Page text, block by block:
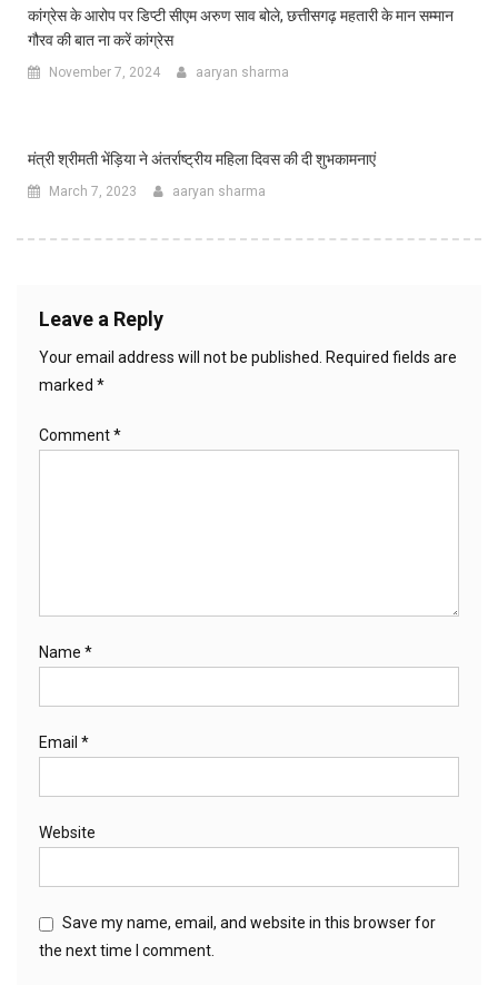
कांग्रेस के आरोप पर डिप्टी सीएम अरुण साव बोले, छत्तीसगढ़ महतारी के मान सम्मान
गौरव की बात ना करें कांग्रेस
November 7, 2024 aaryan sharma
मंत्री श्रीमती भेंड़िया ने अंतर्राष्ट्रीय महिला दिवस की दी शुभकामनाएं
March 7, 2023 aaryan sharma
Leave a Reply
Your email address will not be published. Required fields are
marked *
Comment*
Name *
Email *
Website
Save my name, email, and website in this browser for
the next time I comment.